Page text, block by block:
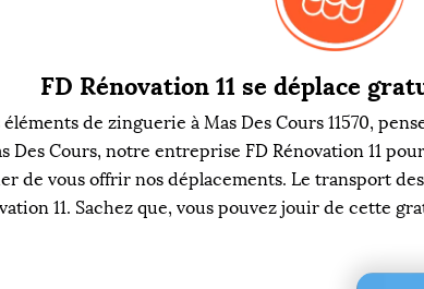
FD Rénovation 11 se déplace
éléments de zinguerie à Mas Des Cours 11570,
Des Cours, notre entreprise FD Rénovation 11
de vous offrir nos déplacements. Le transport
11. Sachez que, vous pouvez jouir de cette